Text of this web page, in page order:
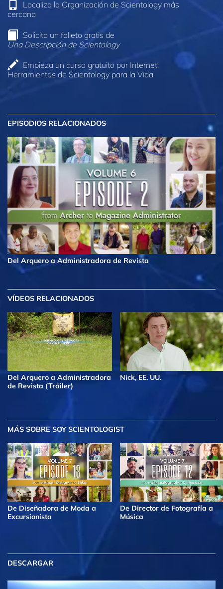
Localiza la Organización de Scientology más
cercana
Solicita un folleto gratis de
Una Descripción de Scientology
Empieza un curso gratuito por Internet:
Herramientas de Scientology para la Vida
EPISODIOS RELACIONADOS
Del Arquero a Administradora de Revista
VÍDEOS RELACIONADOS
Del Arquero a Administradora
de Revista (Tráiler)
Nick, EE. UU.
MÁS SOBRE SOY SCIENTOLOGIST
De Diseñadora de Moda a
Excursionista
De Director de Fotografía a
Música
DESCARGAR